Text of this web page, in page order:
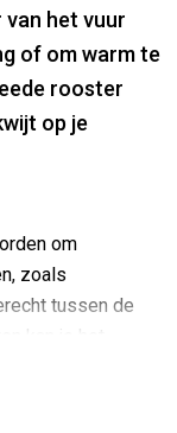
van het vuur
of om warm te
rooster
op je
om
zoals
tussen de
kan je het